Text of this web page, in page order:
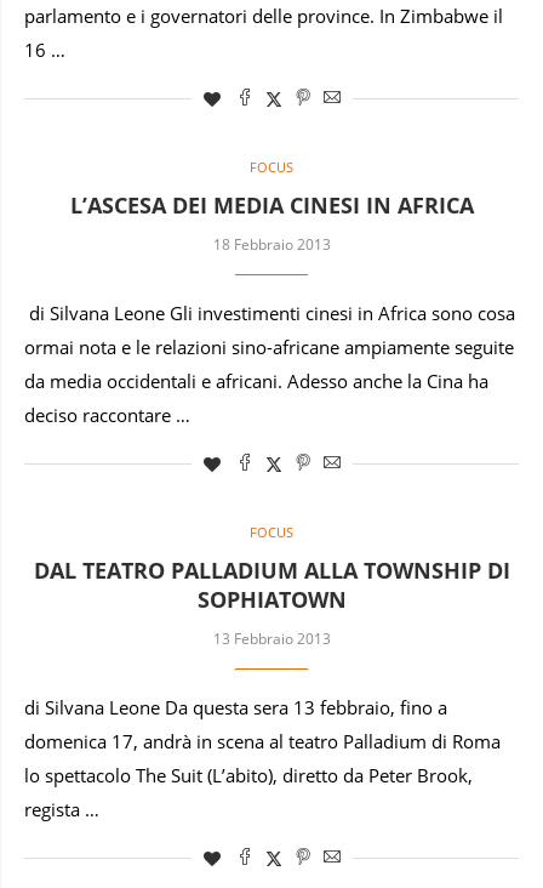
parlamento e i governatori delle province. In Zimbabwe il
16 …
FOCUS
L’ASCESA DEI MEDIA CINESI IN AFRICA
18 Febbraio 2013
di Silvana Leone Gli investimenti cinesi in Africa sono cosa
ormai nota e le relazioni sino-africane ampiamente seguite
da media occidentali e africani. Adesso anche la Cina ha
deciso raccontare …
FOCUS
DAL TEATRO PALLADIUM ALLA TOWNSHIP DI
SOPHIATOWN
13 Febbraio 2013
di Silvana Leone Da questa sera 13 febbraio, fino a
domenica 17, andrà in scena al teatro Palladium di Roma
lo spettacolo The Suit (L’abito), diretto da Peter Brook,
regista …